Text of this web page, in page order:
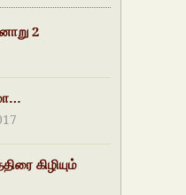
2
கிழியும்